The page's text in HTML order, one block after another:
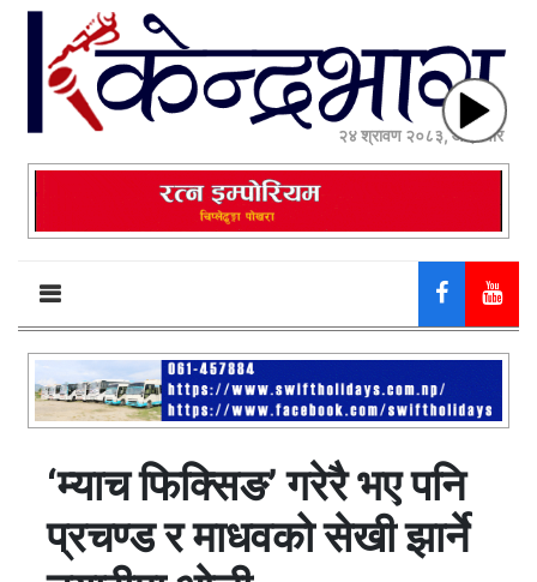
२४ श्रावण २०८३, आईतवार
‘म्याच फिक्सिङ’ गरेरै भए पनि
प्रचण्ड र माधवको सेखी झार्ने